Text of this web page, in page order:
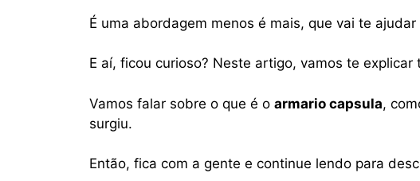
É uma abordagem menos é mais, que vai te
E aí, ficou curioso? Neste artigo, vamos te
Vamos falar sobre o que é o armario capsula,
surgiu.
Então, fica com a gente e continue lendo para